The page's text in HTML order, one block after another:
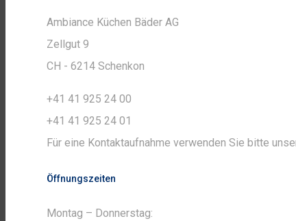
Ambiance Küchen Bäder AG
Zellgut 9
CH - 6214 Schenkon
+41 41 925 24 00
+41 41 925 24 01
Für eine Kontaktaufnahme verwenden Sie bitte
Öffnungszeiten
Montag – Donnerstag: